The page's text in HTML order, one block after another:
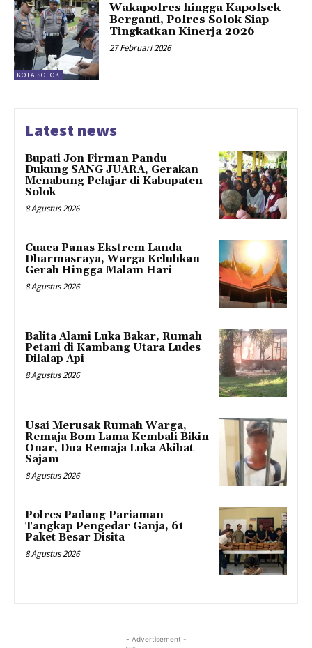
KOTA SOLOK
Wakapolres hingga Kapolsek
Berganti, Polres Solok Siap
Tingkatkan Kinerja 2026
27 Februari 2026
Latest news
Bupati Jon Firman Pandu
Dukung SANG JUARA, Gerakan
Menabung Pelajar di Kabupaten
Solok
8 Agustus 2026
Cuaca Panas Ekstrem Landa
Dharmasraya, Warga Keluhkan
Gerah Hingga Malam Hari
8 Agustus 2026
Balita Alami Luka Bakar, Rumah
Petani di Kambang Utara Ludes
Dilalap Api
8 Agustus 2026
Usai Merusak Rumah Warga,
Remaja Bom Lama Kembali Bikin
Onar, Dua Remaja Luka Akibat
Sajam
8 Agustus 2026
Polres Padang Pariaman
Tangkap Pengedar Ganja, 61
Paket Besar Disita
8 Agustus 2026
- Advertisement -